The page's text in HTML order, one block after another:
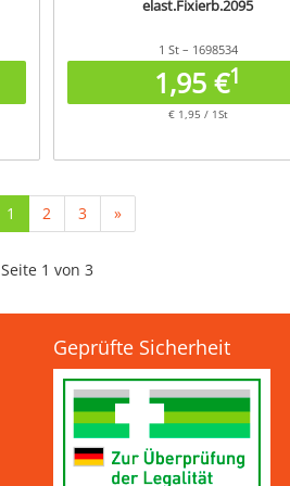
elast.Fixierb.2095
1 St – 1698534
1,95 €1
€ 1,95 / 1St
1 (current)
2 3 »
Seite 1 von 3
Geprüfte Sicherheit